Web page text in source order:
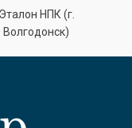
Эталон НПК (г.
Волгодонск)